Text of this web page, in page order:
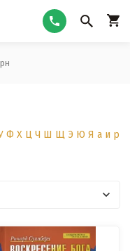
Ф Х Ц Ч Ш Щ Э Ю Я а и р